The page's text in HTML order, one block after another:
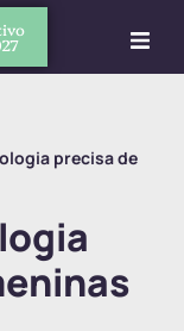
precisa de